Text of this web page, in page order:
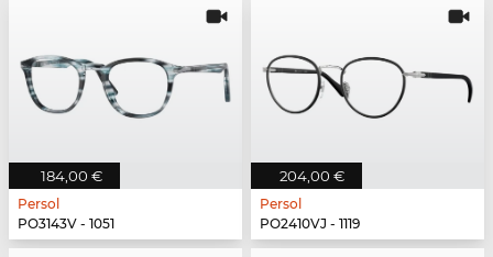
184,00 €
Persol
PO3143V - 1051
204,00 €
Persol
PO2410VJ - 1119